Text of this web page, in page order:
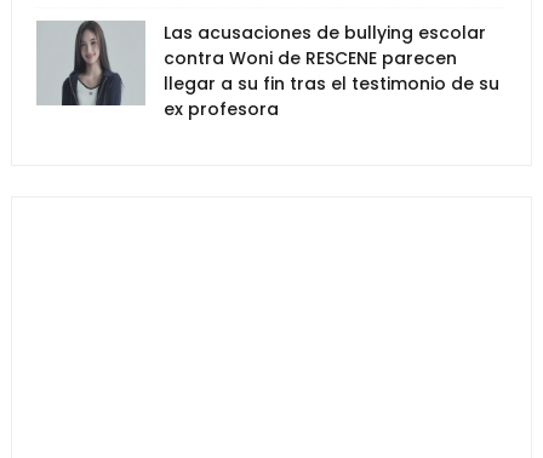
Las acusaciones de bullying escolar
contra Woni de RESCENE parecen
llegar a su fin tras el testimonio de su
ex profesora